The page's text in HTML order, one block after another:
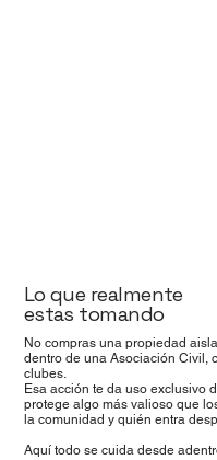
Lo que realmente
estas tomando
No compras una propiedad
dentro de una Asociación Civil,
clubes.
Esa acción te da uso exclusivo
protege algo más valioso que
la comunidad y quién entra
Aquí todo se cuida desde